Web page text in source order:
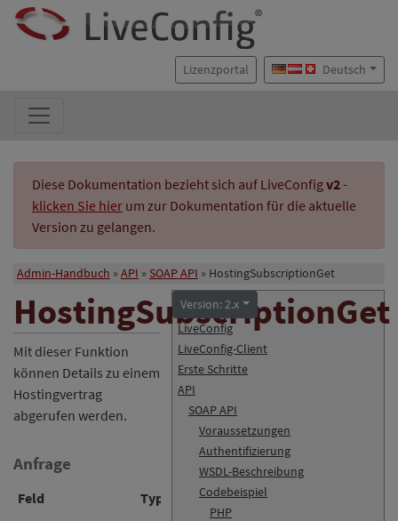
Lizenzportal Deutsch
Diese Dokumentation bezieht sich auf LiveConfigv2-
klicken Sie hier um zur Dokumentation für die aktuelle
Version zu gelangen.
Admin-Handbuch API SOAP API HostingSubscriptionGet
Version: 2.x
LiveConfig
LiveConfig-Client
Erste Schritte
API
SOAP API
Voraussetzungen
Authentifizierung
WSDL-Beschreibung
Codebeispiel
PHP
HostingSubscriptionGet
Mit dieser Funktion
können Details zu einem
Hostingvertrag
abgerufen werden.
Anfrage
Feld Typ RegEx